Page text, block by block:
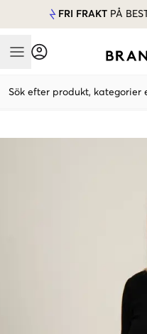
FRI FRAKT PÅ
Mobile Menu
Sök efter produkt, kategorier